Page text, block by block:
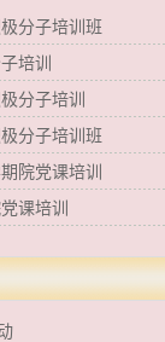
分子培训班
培训
分子培训
分子培训班
院党课培训
课培训